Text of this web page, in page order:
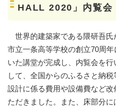
HALL 2020」内覧会
世界的建築家である隈研吾氏
市立一条高等学校の創立70周
いた講堂が完成し、内覧会を
して、全国からのふるさと納税
設計に係る費用や設備費など
ただきました。また、床部分